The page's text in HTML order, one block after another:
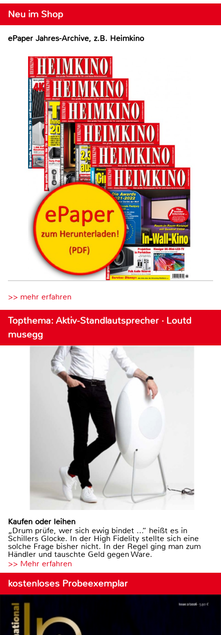
Neu im Shop
ePaper Jahres-Archive, z.B. Heimkino
>> mehr erfahren
Topthema: Aktiv-Standlautsprecher · Loutd
musegg
Kaufen oder leihen
„Drum prüfe, wer sich ewig bindet ...“ heißt es in
Schillers Glocke. In der High Fidelity stellte sich eine
solche Frage bisher nicht. In der Regel ging man zum
Händler und tauschte Geld gegen Ware.
>> Mehr erfahren
kostenloses Probeexemplar